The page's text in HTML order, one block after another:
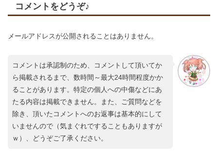
コメントをどうぞ♪
メールアドレスが公開されることはありません。
コメントは承認制のため、コメントして頂いてか
ら掲載されるまで、数時間～最大24時間程度かか
ることがあります。特定の個人への中傷などにあ
たる内容は掲載できません。また、ご質問などを
除き、頂いたコメントへのお返事は基本的にして
いませんので（気まぐれですることもありますが
ｗ）、どうぞご了承ください。